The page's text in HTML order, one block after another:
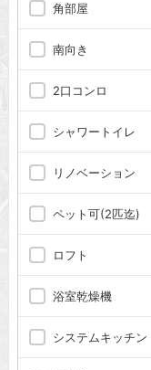
角部屋
南向き
2口コンロ
シャワートイレ
リノベーション
ペット可(2匹迄)
ロフト
浴室乾燥機
システムキッチン